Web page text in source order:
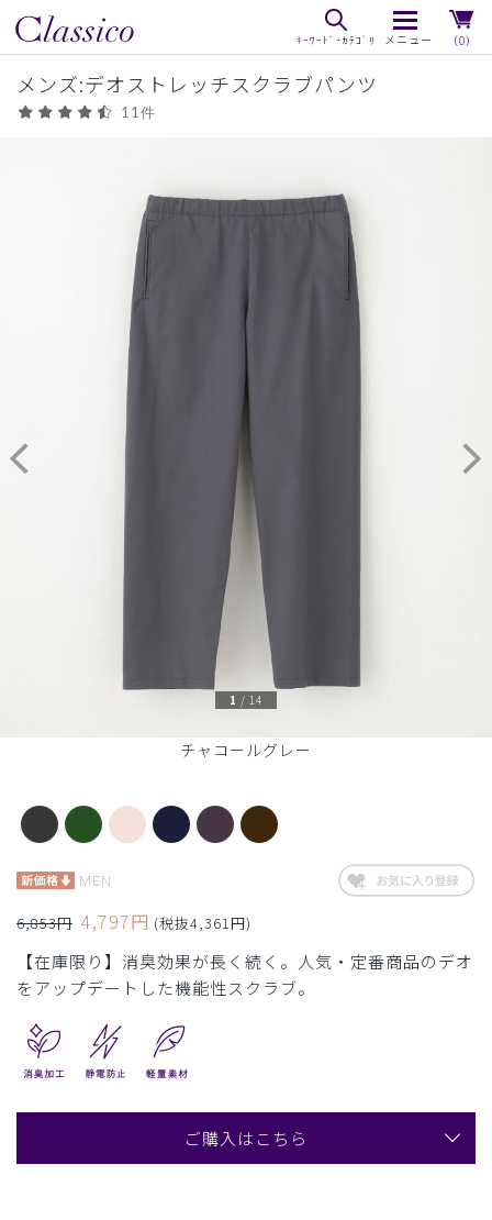
（0）
メンズ:デオストレッチスクラブパンツ
11件
チャコールグレー
1 / 14
MEN
6,853円 4,797円 (税抜4,361円)
【在庫限り】消臭効果が長く続く。人気・定番商品のデオ
をアップデートした機能性スクラブ。
ご購入はこちら